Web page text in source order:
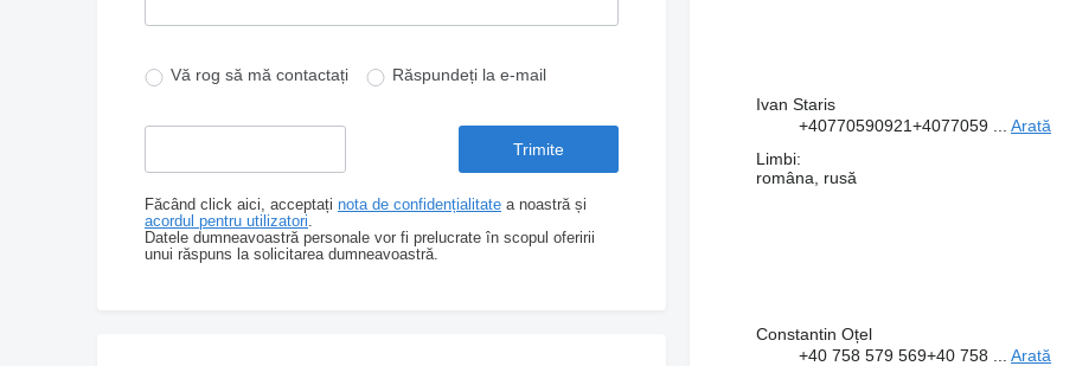
Vă rog să mă contactați Răspundeți la e-mail
Făcând click aici, acceptați nota de confidențialitate a noastră și
acordul pentru utilizatori.
Datele dumneavoastră personale vor fi prelucrate în scopul oferirii
unui răspuns la solicitarea dumneavoastră.
Ivan Staris
+40770590921+4077059 ... Arată
Limbi:
româna, rusă
Constantin Oțel
+40 758 579 569+40 758 ... Arată